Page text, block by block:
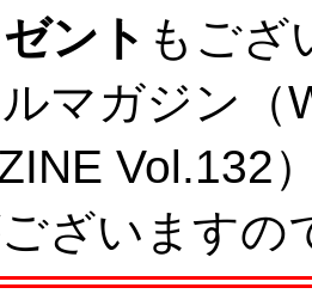
ント もござ
マガジン（
Vol.132
ざいますの